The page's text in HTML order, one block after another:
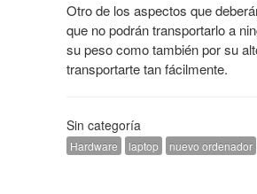
Otro de los aspectos que
que no podrán transportarlo a
su peso como también por su
transportarte tan fácilmente.
Sin categoría
Hardware laptop nuevo ordenador